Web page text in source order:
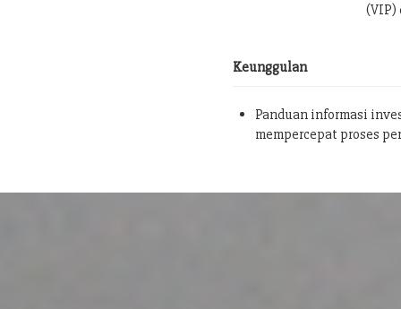
(VIP)
Keunggulan
Panduan informasi
mempercepat proses